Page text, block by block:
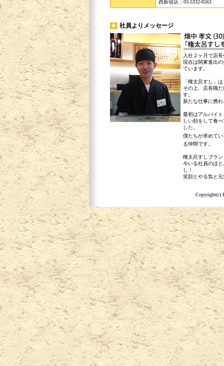
西新宿店：03-5332-6563
社員よりメッセージ
入社２ヶ月で店
現在は関東進出
ています。
「権太呂すし」
その上、店長職
す。
新たな仕事に携
最初はアルバイ
しい顔をして食
した。
僕たちが求めてい
る仲間です。
権太呂すしブラ
今いる社員のほ
し！
笑顔とやる気と
Copyright(c)